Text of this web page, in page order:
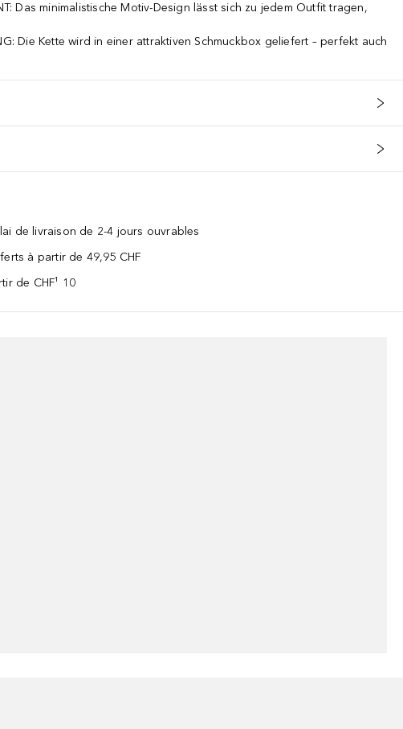
Das minimalistische Motiv-Design lässt sich zu jedem Outfit tragen,
Die Kette wird in einer attraktiven Schmuckbox geliefert – perfekt auch
de livraison de 2-4 jours ouvrables
à partir de 49,95 CHF
de CHF¹ 10